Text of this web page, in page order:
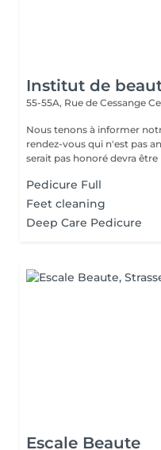
Institut de
55-55A, Rue de Cessange
Nous tenons à informer
rendez-vous qui n'est pas
serait pas honoré devra être
Pedicure Full
Feet cleaning
Deep Care Pedicure
Escale Beaute